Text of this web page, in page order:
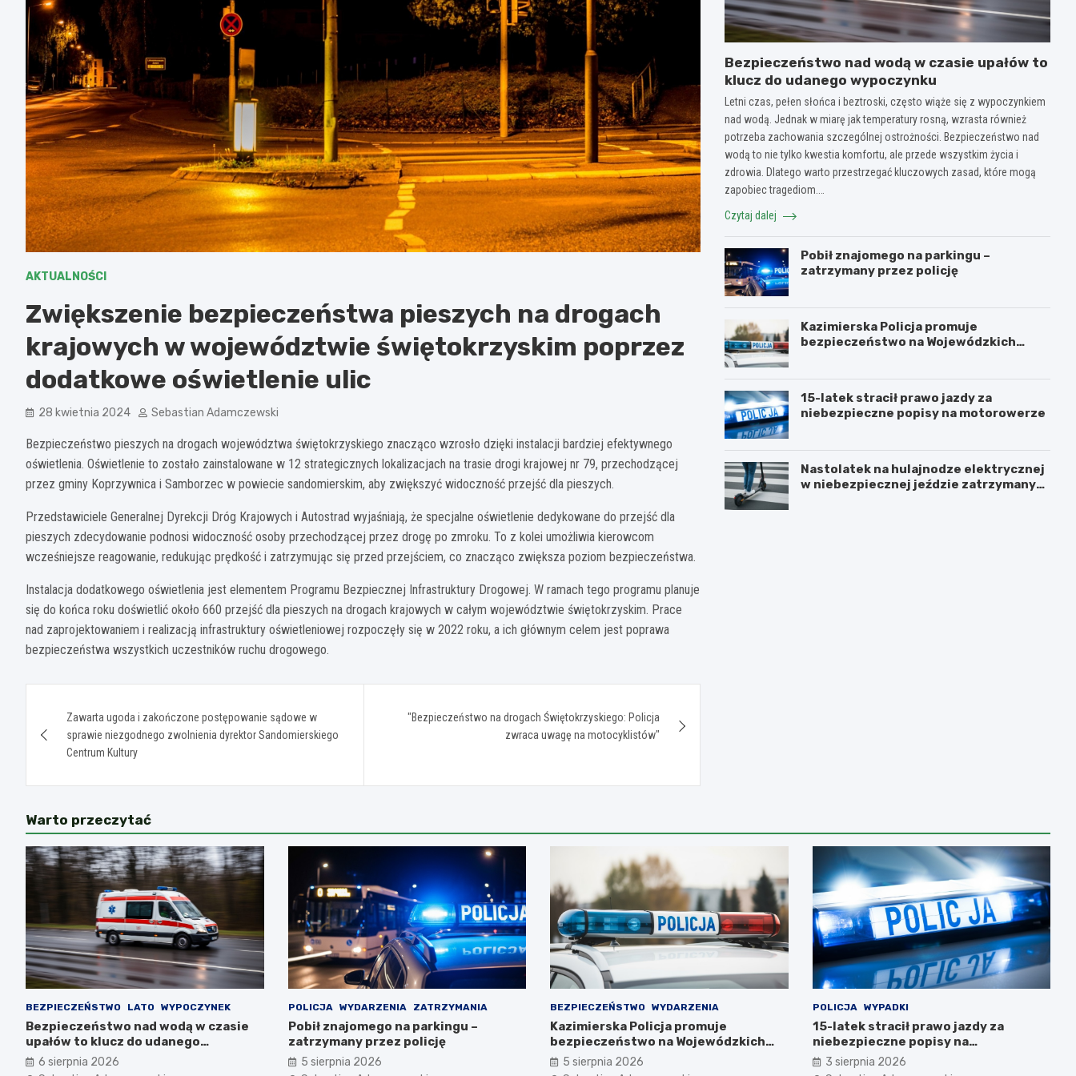
AKTUALNOŚCI
Zwiększenie bezpieczeństwa pieszych na drogach
krajowych w województwie świętokrzyskim poprzez
dodatkowe oświetlenie ulic
28 kwietnia 2024 Sebastian Adamczewski
Bezpieczeństwo pieszych na drogach województwa świętokrzyskiego znacząco wzrosło dzięki instalacji bardziej efektywnego
oświetlenia. Oświetlenie to zostało zainstalowane w 12 strategicznych lokalizacjach na trasie drogi krajowej nr 79, przechodzącej
przez gminy Koprzywnica i Samborzec w powiecie sandomierskim, aby zwiększyć widoczność przejść dla pieszych.
Przedstawiciele Generalnej Dyrekcji Dróg Krajowych i Autostrad wyjaśniają, że specjalne oświetlenie dedykowane do przejść dla
pieszych zdecydowanie podnosi widoczność osoby przechodzącej przez drogę po zmroku. To z kolei umożliwia kierowcom
wcześniejsze reagowanie, redukując prędkość i zatrzymując się przed przejściem, co znacząco zwiększa poziom bezpieczeństwa.
Instalacja dodatkowego oświetlenia jest elementem Programu Bezpiecznej Infrastruktury Drogowej. W ramach tego programu planuje
się do końca roku doświetlić około 660 przejść dla pieszych na drogach krajowych w całym województwie świętokrzyskim. Prace
nad zaprojektowaniem i realizacją infrastruktury oświetleniowej rozpoczęły się w 2022 roku, a ich głównym celem jest poprawa
bezpieczeństwa wszystkich uczestników ruchu drogowego.
wpisu
Zawarta ugoda i zakończone postępowanie sądowe w
sprawie niezgodnego zwolnienia dyrektor Sandomierskiego
Centrum Kultury
"Bezpieczeństwo na drogach Świętokrzyskiego: Policja
zwraca uwagę na motocyklistów"
Bezpieczeństwo nad wodą w czasie upałów to
klucz do udanego wypoczynku
Letni czas, pełen słońca i beztroski, często wiąże się z wypoczynkiem
nad wodą. Jednak w miarę jak temperatury rosną, wzrasta również
potrzeba zachowania szczególnej ostrożności. Bezpieczeństwo nad
wodą to nie tylko kwestia komfortu, ale przede wszystkim życia i
zdrowia. Dlatego warto przestrzegać kluczowych zasad, które mogą
zapobiec tragediom.…
Czytaj dalej
Pobił znajomego na parkingu –
zatrzymany przez policję
Kazimierska Policja promuje
bezpieczeństwo na Wojewódzkich
15-latek stracił prawo jazdy za
niebezpieczne popisy na motorowerze
Nastolatek na hulajnodze elektrycznej
w niebezpiecznej jeździe zatrzymany
Warto przeczytać
BEZPIECZEŃSTWO LATO WYPOCZYNEK
Bezpieczeństwo nad wodą w czasie
upałów to klucz do udanego
wypoczynku
6 sierpnia 2026
POLICJA WYDARZENIA ZATRZYMANIA
Pobił znajomego na parkingu –
zatrzymany przez policję
5 sierpnia 2026
BEZPIECZEŃSTWO WYDARZENIA
Kazimierska Policja promuje
bezpieczeństwo na Wojewódzkich
Obchodach Święta Policji
5 sierpnia 2026
POLICJA WYPADKI
15-latek stracił prawo jazdy za
niebezpieczne popisy na
motorowerze
3 sierpnia 2026